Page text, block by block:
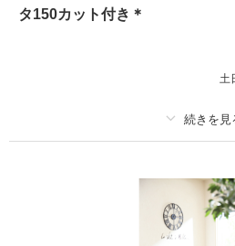
タ150カット付き＊
土
新婦衣装1着
ヘアメイク
データ 150 カ